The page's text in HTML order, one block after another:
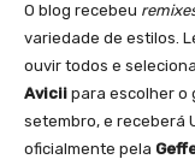
O blog recebeu
variedade de estilos.
ouvir todos e
Avicii para escolher o
setembro, e receberá
oficialmente pela